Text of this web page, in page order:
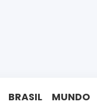
BRASIL MUNDO